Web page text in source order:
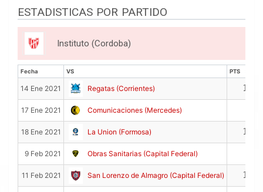
ESTADISTICAS POR PARTIDO
Instituto (Cordoba)
Fecha VS PTS
VS
14 Ene 2021 Regatas (Corrientes) 15
17 Ene 2021 Comunicaciones (Mercedes)
18 Ene 2021 La Union (Formosa) 17
9 Feb 2021 Obras Sanitarias (Capital Federal)
11 Feb 2021 San Lorenzo de Almagro (Capital Federal) 16